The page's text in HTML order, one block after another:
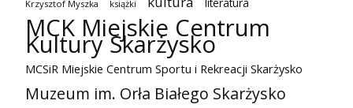
Krzysztof Myszka książki literatura
MCK Miejskie Centrum
Kultury Skarżysko
MCSiR Miejskie Centrum Sportu i Rekreacji Skarżysko
Muzeum im. Orła Białego Skarżysko